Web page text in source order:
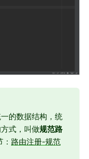
的数据结构，统
式，叫做规范路
路由注册-规范